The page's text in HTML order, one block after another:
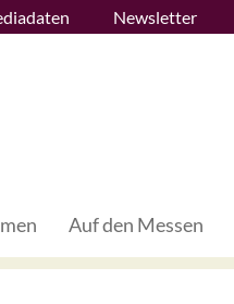
Newsletter
Auf den Messen